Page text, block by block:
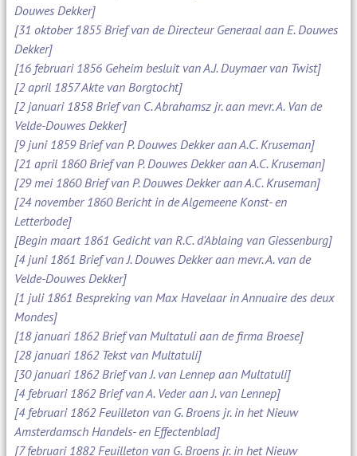
Douwes Dekker]
[31 oktober 1855 Brief van de Directeur Generaal aan E. Douwes
Dekker]
[16 februari 1856 Geheim besluit van A.J. Duymaer van Twist]
[2 april 1857 Akte van Borgtocht]
[2 januari 1858 Brief van C. Abrahamsz jr. aan mevr. A. Van de
Velde-Douwes Dekker]
[9 juni 1859 Brief van P. Douwes Dekker aan A.C. Kruseman]
[21 april 1860 Brief van P. Douwes Dekker aan A.C. Kruseman]
[29 mei 1860 Brief van P. Douwes Dekker aan A.C. Kruseman]
[24 november 1860 Bericht in de Algemeene Konst- en
Letterbode]
[Begin maart 1861 Gedicht van R.C. d'Ablaing van Giessenburg]
[4 juni 1861 Brief van J. Douwes Dekker aan mevr. A. van de
Velde-Douwes Dekker]
[1 juli 1861 Bespreking van Max Havelaar in Annuaire des deux
Mondes]
[18 januari 1862 Brief van Multatuli aan de firma Broese]
[28 januari 1862 Tekst van Multatuli]
[30 januari 1862 Brief van J. van Lennep aan Multatuli]
[4 februari 1862 Brief van A. Veder aan J. van Lennep]
[4 februari 1862 Feuilleton van G. Broens jr. in het Nieuw
Amsterdamsch Handels- en Effectenblad]
[7 februari 1882 Feuilleton van G. Broens jr. in het Nieuw